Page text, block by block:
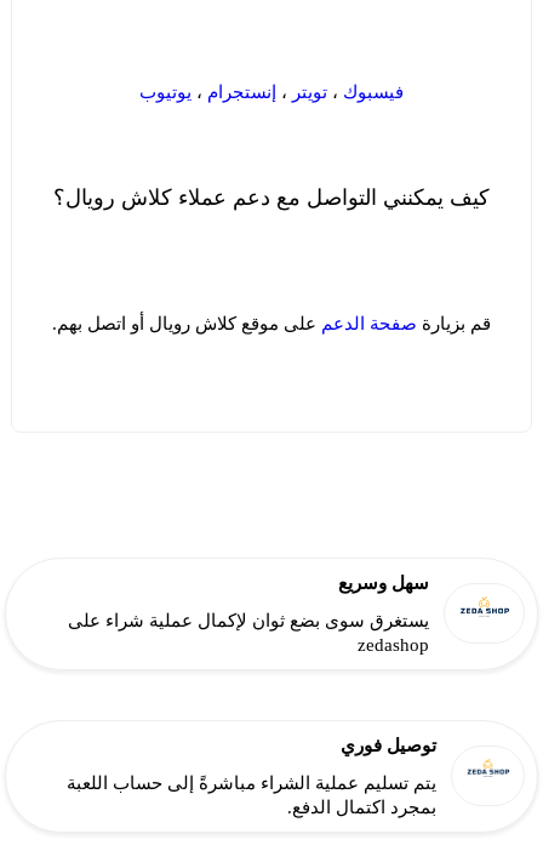
فيسبوك ، تويتر ، إنستجرام ، يوتيوب
كيف يمكنني التواصل مع دعم عملاء كلاش رويال؟
قم بزيارة صفحة الدعم على موقع كلاش رويال أو اتصل بهم.
سهل وسريع
يستغرق سوى بضع ثوان لإكمال عملية شراء على
zedashop
توصيل فوري
يتم تسليم عملية الشراء مباشرةً إلى حساب اللعبة
بمجرد اكتمال الدفع.